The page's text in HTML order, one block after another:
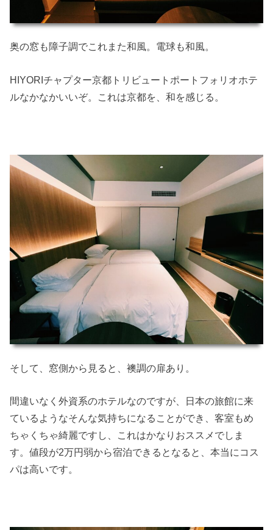
奥の窓も障子調でこれまた和風。電球も和風。
HIYORIチャプター京都トリビュートポートフォリオホテ
ルなかなかいいぞ。これは京都を、和を感じる。
そして、窓側から見ると、襖調の扉あり。
間違いなく外資系のホテルなのですが、日本の旅館に来
ているようなそんな気持ちになることができ、客室もめ
ちゃくちゃ綺麗ですし、これはかなりおススメでしま
す。値段が2万円弱から宿泊できるとなると、本当にコス
パは高いです。